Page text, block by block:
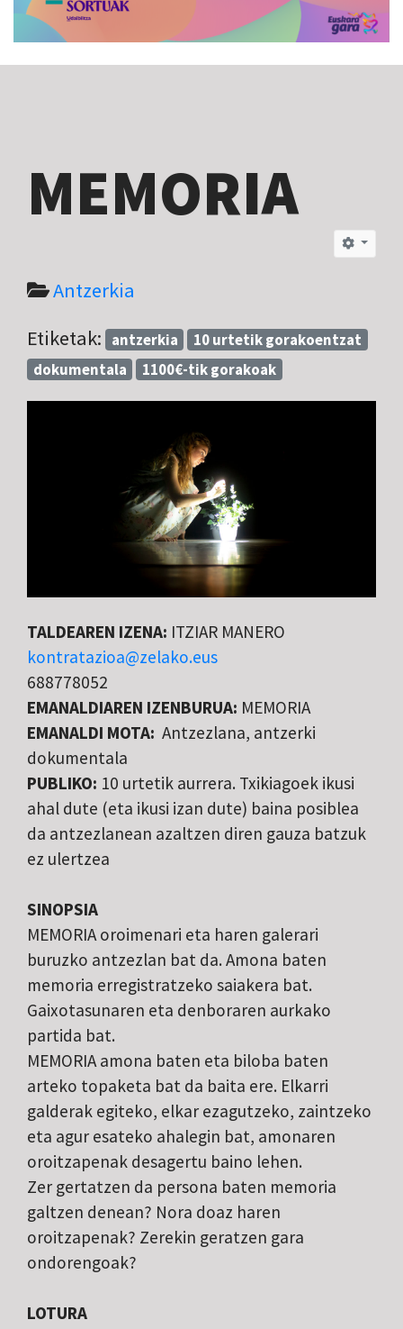
MEMORIA
Antzerkia
Etiketak: antzerkia
10 urtetik gorakoentzat
dokumentala
1100€-tik gorakoak
TALDEAREN IZENA: ITZIAR MANERO
kontratazioa@zelako.eus
688778052
EMANALDIAREN IZENBURUA: MEMORIA
EMANALDI MOTA: Antzezlana, antzerki
dokumentala
PUBLIKO: 10 urtetik aurrera. Txikiagoek ikusi
ahal dute (eta ikusi izan dute) baina posiblea
da antzezlanean azaltzen diren gauza batzuk
ez ulertzea
SINOPSIA
MEMORIA oroimenari eta haren galerari
buruzko antzezlan bat da. Amona baten
memoria erregistratzeko saiakera bat.
Gaixotasunaren eta denboraren aurkako
partida bat.
MEMORIA amona baten eta biloba baten
arteko topaketa bat da baita ere. Elkarri
galderak egiteko, elkar ezagutzeko, zaintzeko
eta agur esateko ahalegin bat, amonaren
oroitzapenak desagertu baino lehen.
Zer gertatzen da persona baten memoria
galtzen denean? Nora doaz haren
oroitzapenak? Zerekin geratzen gara
ondorengoak?
LOTURA